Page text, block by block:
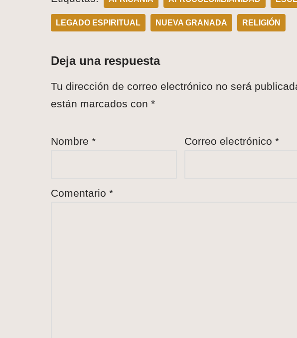
LEGADO ESPIRITUAL NUEVA GRANADA RELIGIÓN
Deja una respuesta
Tu dirección de correo electrónico no será
están marcados con *
Nombre * Correo electrónico *
Comentario *